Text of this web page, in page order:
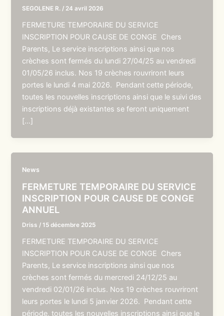
SEGOLENE R. / 24 avril 2026
FERMETURE TEMPORAIRE DU SERVICE
INSCRIPTION POUR CAUSE DE CONGE Chers
Parents, Le service inscriptions ainsi que nos
crèches sont fermés du lundi 27/04/25 au vendredi
01/05/26 inclus. Nos 19 crèches rouvriront leurs
portes le lundi 4 mai 2026. Pendant cette période,
toutes les nouvelles inscriptions ainsi que le suivi des
inscriptions déjà existantes se feront uniquement
[…]
News
FERMETURE TEMPORAIRE DU SERVICE
INSCRIPTION POUR CAUSE DE CONGE
ANNUEL
Driss /15 décembre 2025
FERMETURE TEMPORAIRE DU SERVICE
INSCRIPTION POUR CAUSE DE CONGE Chers
Parents, Le service inscriptions ainsi que nos
crèches sont fermés du mercredi 24/12/25 au
vendredi 02/01/26 inclus. Nos 19 crèches rouvriront
leurs portes le lundi 5 janvier 2026. Pendant cette
période, toutes les nouvelles inscriptions ainsi que le